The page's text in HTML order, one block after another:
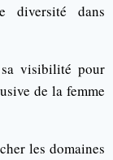
diversité dans
visibilité pour
de la femme
les domaines